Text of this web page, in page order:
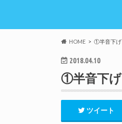
HOME ①半音下げ
2018.04.10
①半音下げ
ツイート